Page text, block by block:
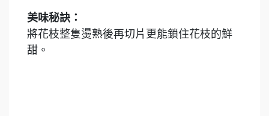
美味秘訣：
將花枝整隻燙熟後再切片更能鎖住花枝的鮮
甜。